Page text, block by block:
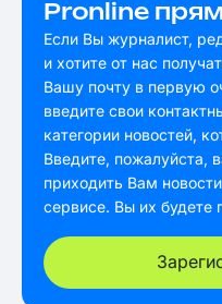
Pronline
Если Вы журналист,
и хотите от нас
Вашу почту в первую
введите свои
категории новостей,
Введите, пожалуйста,
приходить Вам
сервисе. Вы их будете